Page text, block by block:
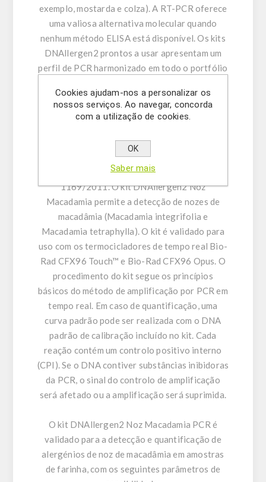
exemplo, mostarda e colza). A RT-PCR oferece
uma valiosa alternativa molecular quando
nenhum método ELISA está disponível. Os kits
DNAllergen2 prontos a usar apresentam um
perfil de PCR harmonizado em todo o portfólio
incorporação de UNG ajuda a prevenir a
contaminação cruzada. O DNAllergen2
qualitativa e/ou para a análise quantitativa de
DNA de amostras de alimentos para
macadâmia, de acordo com a diretiva (CE)
1169/2011. O kit DNAllergen2 Noz
Macadamia permite a detecção de nozes de
macadâmia (Macadamia integrifolia e
Macadamia tetraphylla). O kit é validado para
uso com os termocicladores de tempo real Bio-
Rad CFX96 Touch™ e Bio-Rad CFX96 Opus. O
procedimento do kit segue os princípios
básicos do método de amplificação por PCR em
tempo real. Em caso de quantificação, uma
curva padrão pode ser realizada com o DNA
padrão de calibração incluído no kit. Cada
reação contém um controlo positivo interno
(CPI). Se o DNA contiver substâncias inibidoras
da PCR, o sinal do controlo de amplificação
será afetado ou a amplificação será suprimida.
O kit DNAllergen2 Noz Macadamia PCR é
validado para a detecção e quantificação de
alergénios de noz de macadâmia em amostras
de farinha, com os seguintes parâmetros de
Cookies ajudam-nos a personalizar os
nossos serviços. Ao navegar, concorda
com a utilização de cookies.
OK
Saber mais